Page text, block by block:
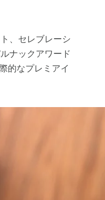
、セレブレーシ
ナックアワード
的なプレミアイ